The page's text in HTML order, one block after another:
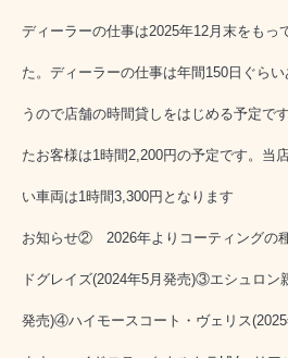
ディーラーの仕事は2025年12月末をもっ
た。 ディーラーの仕事は年間150日ぐら
うので店舗の時間貸しをはじめる予定で
たお客様は1時間2,200円の予定です。当
い車両は1時間3,300円となります
お知らせ② 2026年よりコーティングの
ドグレイズ(2024年5月発売)③エシュロン
発売)④ハイモースコート・ヴェリス